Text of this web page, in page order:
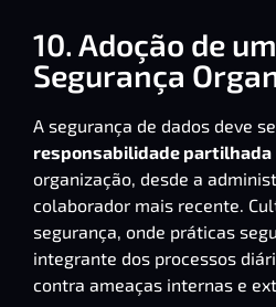
10. Adoção de
Segurança
A segurança de dados deve
responsabilidade partilhada
organização, desde a
colaborador mais recente.
segurança, onde práticas
integrante dos processos
contra ameaças internas e